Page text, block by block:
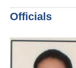
Officials